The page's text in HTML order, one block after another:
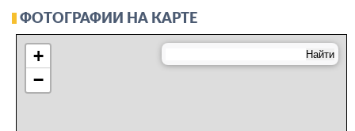
ФОТОГРАФИИ НА КАРТЕ
+
−